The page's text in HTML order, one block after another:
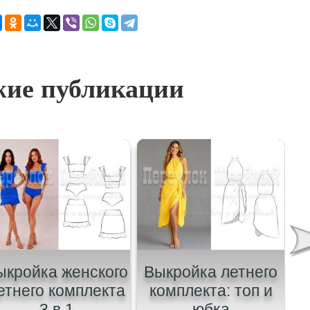
публикации
женского
комплекта
Выкройка летнего
комплекта: топ и